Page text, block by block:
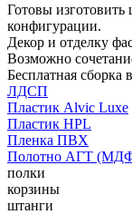
Готовы
конфигурации.
Декор и отделку
Возможно
Бесплатная сборка
ЛДСП
Пластик Alvic Luxe
Пластик HPL
Пленка ПВХ
Полотно АГТ
полки
корзины
штанги